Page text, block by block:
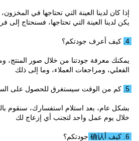
يكن لدينا العينة التي تحتاجها، فسنحتاج إلى
4. كيف أعرف جودتكم؟
الفعلي، ومراجعات العملاء، وما إلى ذلك
5. كم من الوقت سيستغرق للحصول على السعر؟
خلال يوم عمل واحد لتجنب أي إزعاج لك
6. كيف أ确认 جودتكم؟